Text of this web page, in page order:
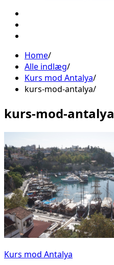
Home
Alle indlæg
Kurs mod Antalya
kurs-mod-antalya
kurs-mod-antalya
Indlægsnavigation
Kurs mod Antalya